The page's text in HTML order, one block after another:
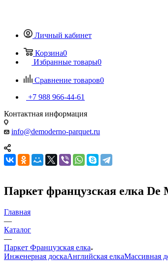
Личный кабинет
Корзина0
Избранные товары0
Сравнение товаров0
+7 988 966-44-61
Контактная информация
info@demoderno-parquet.ru
Паркет французская елка De
Главная
—
Каталог
—
Паркет Французская елка
Инженерная доскаАнглийская елкаМассивная